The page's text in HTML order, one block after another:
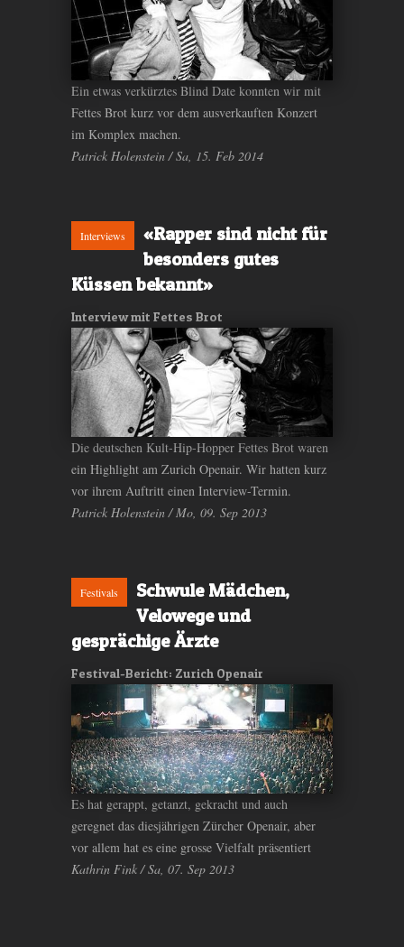
Ein etwas verkürztes Blind Date konnten wir mit
Fettes Brot kurz vor dem ausverkauften Konzert
im Komplex machen.
Patrick Holenstein / Sa, 15. Feb 2014
Interviews
«Rapper sind nicht für
besonders gutes
Küssen bekannt»
Interview mit Fettes Brot
Die deutschen Kult-Hip-Hopper Fettes Brot waren
ein Highlight am Zurich Openair. Wir hatten kurz
vor ihrem Auftritt einen Interview-Termin.
Patrick Holenstein / Mo, 09. Sep 2013
Festivals
Schwule Mädchen,
Velowege und
gesprächige Ärzte
Festival-Bericht: Zurich Openair
Es hat gerappt, getanzt, gekracht und auch
geregnet das diesjährigen Zürcher Openair, aber
vor allem hat es eine grosse Vielfalt präsentiert
Kathrin Fink / Sa, 07. Sep 2013